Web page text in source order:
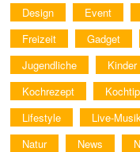
Design
Event
Freizeit
Gadget
Jugendliche
Kinder
Kochrezept
Kochtip
Lifestyle
Live-Musik
Natur
News